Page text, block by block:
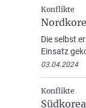
Konflikte
Die selbst
Einsatz
03.04.2024
Konflikte